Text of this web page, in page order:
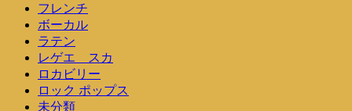
フレンチ
ボーカル
ラテン
レゲエ スカ
ロカビリー
ロック ポップス
未分類